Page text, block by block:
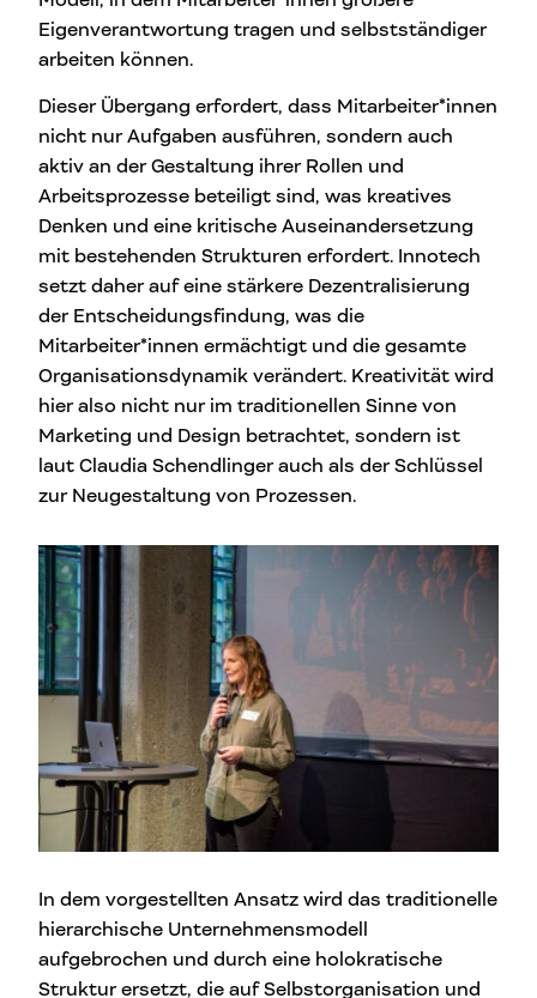
Eigenverantwortung tragen und selbstständiger
arbeiten können.
Dieser Übergang erfordert, dass Mitarbeiter*innen
nicht nur Aufgaben ausführen, sondern auch
aktiv an der Gestaltung ihrer Rollen und
Arbeitsprozesse beteiligt sind, was kreatives
Denken und eine kritische Auseinandersetzung
mit bestehenden Strukturen erfordert. Innotech
setzt daher auf eine stärkere Dezentralisierung
der Entscheidungsfindung, was die
Mitarbeiter*innen ermächtigt und die gesamte
Organisationsdynamik verändert. Kreativität wird
hier also nicht nur im traditionellen Sinne von
Marketing und Design betrachtet, sondern ist
laut Claudia Schendlinger auch als der Schlüssel
zur Neugestaltung von Prozessen.
In dem vorgestellten Ansatz wird das traditionelle
hierarchische Unternehmensmodell
aufgebrochen und durch eine holokratische
Struktur ersetzt, die auf Selbstorganisation und